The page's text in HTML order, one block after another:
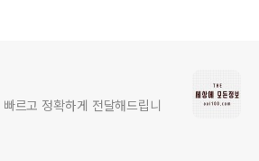
르고 정확하게 전달해드립니